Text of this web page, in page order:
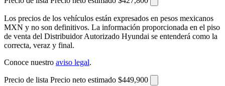
Los precios de los vehículos están expresados en pesos mexicanos
MXN y no son definitivos. La información proporcionada en el piso
de venta del Distribuidor Autorizado Hyundai se entenderá como la
correcta, veraz y final.
Conoce nuestro aviso legal.
Precio de lista Precio neto estimado $449,900